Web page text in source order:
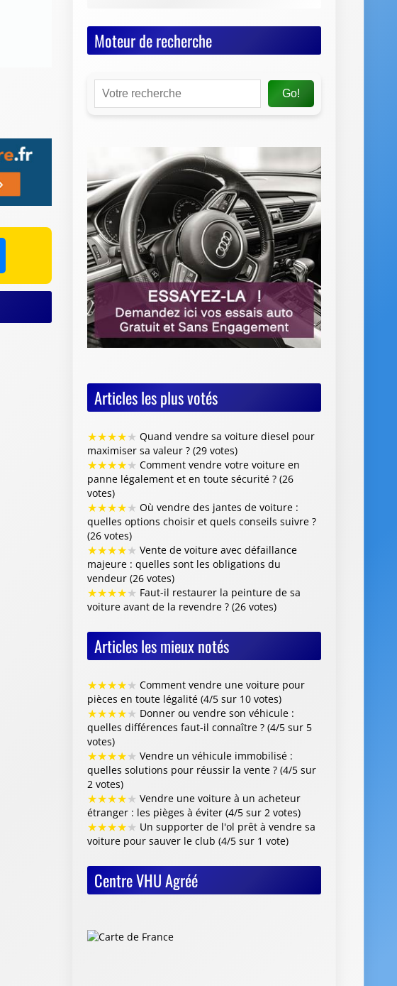
Moteur de recherche
Go!
Articles les plus votés
★★★★★ Quand vendre sa voiture diesel pour
maximiser sa valeur ? (29 votes)
★★★★★ Comment vendre votre voiture en
panne légalement et en toute sécurité ? (26
votes)
★★★★★ Où vendre des jantes de voiture :
quelles options choisir et quels conseils suivre ?
(26 votes)
★★★★★ Vente de voiture avec défaillance
majeure : quelles sont les obligations du
vendeur (26 votes)
★★★★★ Faut-il restaurer la peinture de sa
voiture avant de la revendre ? (26 votes)
Articles les mieux notés
★★★★★ Comment vendre une voiture pour
pièces en toute légalité (4/5 sur 10 votes)
★★★★★ Donner ou vendre son véhicule :
quelles différences faut-il connaître ? (4/5 sur 5
votes)
★★★★★ Vendre un véhicule immobilisé :
quelles solutions pour réussir la vente ? (4/5 sur
2 votes)
★★★★★ Vendre une voiture à un acheteur
étranger : les pièges à éviter (4/5 sur 2 votes)
★★★★★ Un supporter de l'ol prêt à vendre sa
voiture pour sauver le club (4/5 sur 1 vote)
Centre VHU Agréé